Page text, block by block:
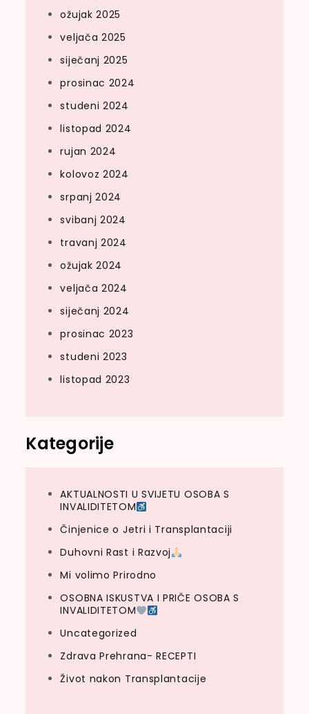
ožujak 2025
veljača 2025
siječanj 2025
prosinac 2024
studeni 2024
listopad 2024
rujan 2024
kolovoz 2024
srpanj 2024
svibanj 2024
travanj 2024
ožujak 2024
veljača 2024
siječanj 2024
prosinac 2023
studeni 2023
listopad 2023
Kategorije
AKTUALNOSTI U SVIJETU OSOBA S
INVALIDITETOM
Činjenice o Jetri i Transplantaciji
Duhovni Rast i Razvoj
Mi volimo Prirodno
OSOBNA ISKUSTVA I PRIČE OSOBA S
INVALIDITETOM
Uncategorized
Zdrava Prehrana- RECEPTI
Život nakon Transplantacije